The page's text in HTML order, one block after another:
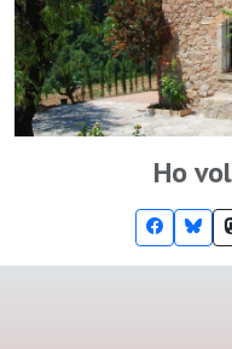
Ho